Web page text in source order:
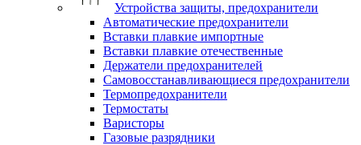
Устройства защиты, предохранители
Автоматические предохранители
Вставки плавкие импортные
Вставки плавкие отечественные
Держатели предохранителей
Самовосстанавливающиеся предохранители
Термопредохранители
Термостаты
Варисторы
Газовые разрядники